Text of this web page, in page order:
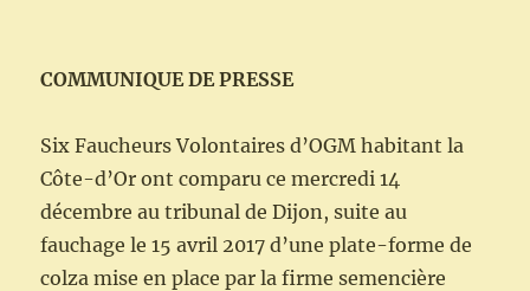
COMMUNIQUE DE PRESSE
Six Faucheurs Volontaires d’OGM habitant la
Côte-d’Or ont comparu ce mercredi 14
décembre au tribunal de Dijon, suite au
fauchage le 15 avril 2017 d’une plate-forme de
colza mise en place par la firme semencière